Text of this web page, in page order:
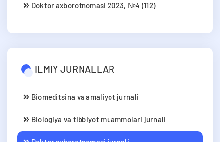
Doktor axborotnomasi 2023, №4 (112)
ILMIY JURNALLAR
Biomeditsina va amaliyot jurnali
Biologiya va tibbiyot muammolari jurnali